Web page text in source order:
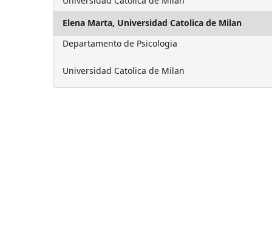
Elena Marta, Universidad Catolica de Milan
Departamento de Psicologia
Universidad Catolica de Milan